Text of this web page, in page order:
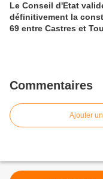
Le Conseil d'Etat
définitivement la
69 entre Castres et
Commentaires
Ajouter